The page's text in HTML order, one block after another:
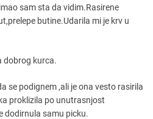
sam sta da vidim.Rasirene
butine.Udarila mi je krv u
dobrog kurca.
se podignem ,ali je ona vesto rasirila
proklizila po unutrasnjost
dodirnula samu picku.